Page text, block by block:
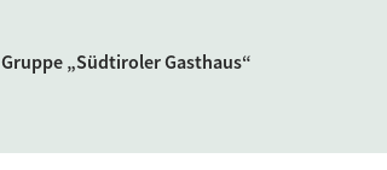
Gruppe „Südtiroler Gasthaus“